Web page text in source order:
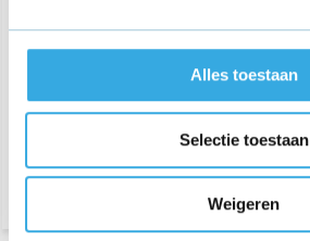
Alles toestaan
Selectie toestaan
Weigeren
Bezorging op maandag of